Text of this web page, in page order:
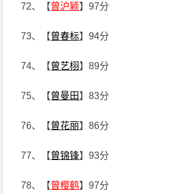
72、【曾沪颖】97分
73、【曾春标】94分
74、【曾艺栩】89分
75、【曾曼田】83分
76、【曾花丽】86分
77、【曾锦锋】93分
78、【曾樱鹤】97分